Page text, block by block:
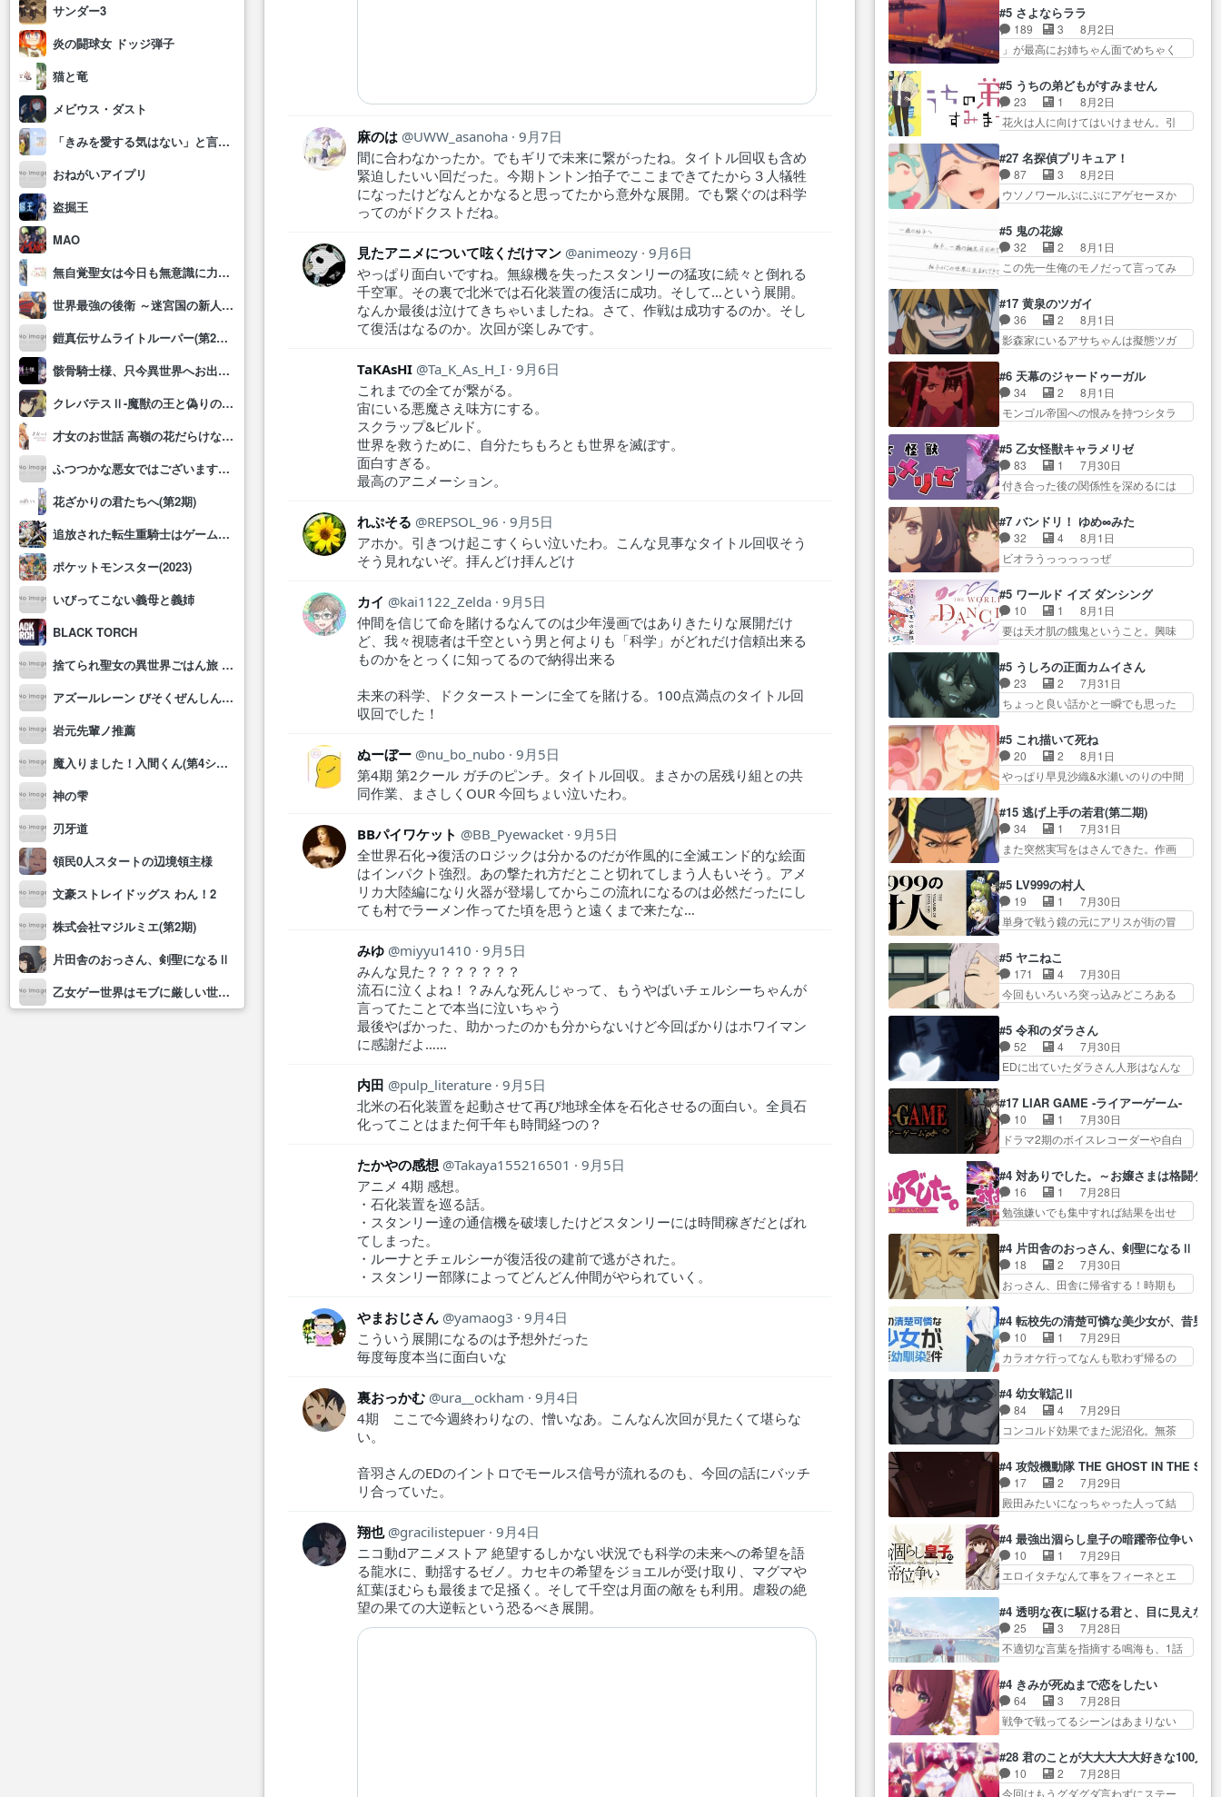
サンダー3
炎の闘球女 ドッジ弾子
猫と竜
メビウス・ダスト
「きみを愛する気はない」と言った次期公爵様がなぜか溺愛してきます
おねがいアイプリ
盗掘王
MAO
無自覚聖女は今日も無意識に力を垂れ流す
世界最強の後衛 ～迷宮国の新人探索者～
鎧真伝サムライトルーパー(第2クール)
骸骨騎士様、只今異世界へお出掛け中Ⅱ
クレバテスⅡ-魔獣の王と偽りの勇者伝承-
才女のお世話 高嶺の花だらけな名門校で、学院一のお嬢様(生活能力皆無)を陰ながらお世話することになりました
ふつつかな悪女ではございますが～雛宮蝶鼠とりかえ伝～
花ざかりの君たちへ(第2期)
追放された転生重騎士はゲーム知識で無双する
ポケットモンスター(2023)
いびってこない義母と義姉
BLACK TORCH
捨てられ聖女の異世界ごはん旅 隠れスキルでキャンピングカーを召喚しました
アズールレーン びそくぜんしんっ！にっ!!
岩元先輩ノ推薦
魔入りました！入間くん(第4シリーズ)
神の雫
刃牙道
領民0人スタートの辺境領主様
文豪ストレイドッグス わん！2
株式会社マジルミエ(第2期)
片田舎のおっさん、剣聖になるⅡ
乙女ゲー世界はモブに厳しい世界です2
麻のは UWW_asanoha
9月7日
間に合わなかったか。でもギリで未来に繋がったね。タイトル回収も含め
緊迫したいい回だった。今期トントン拍子でここまできてたから３人犠牲
になったけどなんとかなると思ってたから意外な展開。でも繋ぐのは科学
ってのがドクストだね。
見たアニメについて呟くだけマン animeozy
9月6日
やっぱり面白いですね。無線機を失ったスタンリーの猛攻に続々と倒れる
千空軍。その裏で北米では石化装置の復活に成功。そして…という展開。
なんか最後は泣けてきちゃいましたね。さて、作戦は成功するのか。そし
て復活はなるのか。次回が楽しみです。
TaKAsHI Ta_K_As_H_I
9月6日
これまでの全てが繋がる。
宙にいる悪魔さえ味方にする。
スクラップ&ビルド。
世界を救うために、自分たちもろとも世界を滅ぼす。
面白すぎる。
最高のアニメーション。
れぷそる REPSOL_96
9月5日
アホか。引きつけ起こすくらい泣いたわ。こんな見事なタイトル回収そう
そう見れないぞ。拝んどけ拝んどけ
カイ kai1122_Zelda
9月5日
仲間を信じて命を賭けるなんてのは少年漫画ではありきたりな展開だけ
ど、我々視聴者は千空という男と何よりも「科学」がどれだけ信頼出来る
ものかをとっくに知ってるので納得出来る
未来の科学、ドクターストーンに全てを賭ける。100点満点のタイトル回
収回でした！
ぬーぼー nu_bo_nubo
9月5日
第4期 第2クール ガチのピンチ。タイトル回収。まさかの居残り組との共
同作業、まさしくOUR 今回ちょい泣いたわ。
BBパイワケット BB_Pyewacket
9月5日
全世界石化→復活のロジックは分かるのだが作風的に全滅エンド的な絵面
はインパクト強烈。あの撃たれ方だとこと切れてしまう人もいそう。アメ
リカ大陸編になり火器が登場してからこの流れになるのは必然だったにし
ても村でラーメン作ってた頃を思うと遠くまで来たな…
みゆ miyyu1410
9月5日
みんな見た？？？？？？？
流石に泣くよね！？みんな死んじゃって、もうやばいチェルシーちゃんが
言ってたことで本当に泣いちゃう
最後やばかった、助かったのかも分からないけど今回ばかりはホワイマン
に感謝だよ……
内田 pulp_literature
9月5日
北米の石化装置を起動させて再び地球全体を石化させるの面白い。全員石
化ってことはまた何千年も時間経つの？
たかやの感想 Takaya155216501
9月5日
アニメ 4期 感想。
・石化装置を巡る話。
・スタンリー達の通信機を破壊したけどスタンリーには時間稼ぎだとばれ
てしまった。
・ルーナとチェルシーが復活役の建前で逃がされた。
・スタンリー部隊によってどんどん仲間がやられていく。
やまおじさん yamaog3
9月4日
こういう展開になるのは予想外だった
毎度毎度本当に面白いな
裏おっかむ ura__ockham
9月4日
4期 ここで今週終わりなの、憎いなあ。こんなん次回が見たくて堪らな
い。
音羽さんのEDのイントロでモールス信号が流れるのも、今回の話にバッチ
リ合っていた。
翔也 gracilistepuer
9月4日
ニコ動dアニメストア 絶望するしかない状況でも科学の未来への希望を語
る龍水に、動揺するゼノ。カセキの希望をジョエルが受け取り、マグマや
紅葉ほむらも最後まで足掻く。そして千空は月面の敵をも利用。虐殺の絶
望の果ての大逆転という恐るべき展開。
味ダダ漏れで好き… 期末試験が
始まろうとしておりスピカは対
策… 能力鑑定胸像タリスマン氏
容姿も評価してし…
微… サラとは会ってほしいちゃ
んとした別れ方し… サラは未練0
だと言っていたけど人の気持
モヤする別れ方だ… 役で出演さ
せていただきました！よろしく
お… 毎クールメインヒロインを
好きになっちゃう…
減らない(^_^;サ… 葵ちゃん可愛
すぎるな楠木ともりちゃんの
ね… デフォルメされた表情が特
に多かったのが印… 葵＆茜の回
ひ… 互いが互いのことを想って
いるのにすれ違っ… 第５話をｄ
アニメストアで視聴しました。
練習したい〟と言… 本当この作
品は「キャラ」を活かすのがう
ま… みずかちゃんの介入で双子
の仲にヒビが………
#5 さよならララ
189 3
8月2日
」が最高にお姉ちゃん面でめちゃく
ラスの弁償は求められた… 逡巡
を振り切ってみんなに謝ったララの
思い… 仕事に馴染めない辺り観
ていて苦しいところ… ララちゃ
い… ララと茉里とで初のアルバ
イト。七転八倒し… 労働するプ
リンセスえらい。プリンセスの
べて、帰りにカメ… ララが働く
事でのてんやわんや。働いて大
変… 地道に働き人と関わる日々
の中に愛を見いだ…
#5 うちの弟どもがすみません
23 1
8月2日
花火は人に向けてはいけません。引
たことなかったっけ！1… ってお
名前を見たんだけどあの中村大樹さ
ん… 糸ちゃんカッケー、色んな
意味でwゲームが… 姉から性的興
わ… テーマ：引きこもりの理由
感想は、久しぶり… 元ゲーマー
なので、はちゃめちゃ楽しく作
おかしいね(*´… 糸と源ははよ好
きおうとると言わんかい！引…
ショウくんと対等に話すためにゲー
ムをする…
#27 名探偵プリキュア！
87 3
8月2日
ウソノワールぷにぷにアゲセーヌか
争奪戦をやったと。… 記憶を取
り戻し正式に探偵事務所で働き始
め… ポワロ、元ネタを解説して
原作に誘導するの… くれあさん
ょ… ・急にクイズ番組が始まっ
たw・妖精ウソノ… るるかの助手
だった？今回が初めての探偵
レアさん探偵すぎ… 突然のポア
ロクイズは草なんよ。んで、あ
ん… 今回からついにくれあが探
偵事務所の仲間に…
#5 鬼の花嫁
32 2
8月1日
この先一生俺のモノだって言ってみ
ゼント………とは思っ… 玲夜さ
ん柚子に18年分の誕生日プレゼン
ト… 柚子は鬼龍院家から初めて
学校に通う事にな… プレゼント
レ… 玲夜さまサプライズの、こ
れまでの柚子ちゃ… 玲夜から柚
子へ17年分の誕生日&を未来に…
な… 梅原の人が18歳になるまで
の誕生プレゼン… なよなよした
男（cv石田彰）梅ちゃんがた…
#17 黄泉のツガイ
36 2
8月1日
影森家にいるアサちゃんは擬態ツガ
や気持ちを汲んで熱くな… 屋敷
にアサはいなかった逆にガブちゃん
はい… 影森の当主が際限なくツ
ガイを増やせるのに… 今回はも
怒… ユルと戦った時から伏線が
張られていたのが… しかしアサ
は、兄様に会いたいbotだと思…
アキオの… 色々とひっかけがあ
って、最終的に嫌な終わ… ゴン
ゾウが従える大量のツガイに何事か
と思…
#6 天幕のジャードゥーガル
34 2
8月1日
モンゴル帝国への恨みを持つシタラ
るのだけどいつの間にか… オゴ
タイの妃になってもその心は晴れ
ず、モ… ドレゲネの過去、宝石
だった彼女が人になり… ドレゲ
タ… 年上旦那が良い人でも、女
は宝石でただ笑っ… ダイルの儀
式の神々しさたるや。一気に空
情の言葉しか…シ… 奥様に悲し
い過去…萌え袖が可愛いね、と
思… ドレゲネとシタラ、2人だけ
の同盟が結成さ…
#5 乙女怪獣キャラメリゼ
83 1
7月30日
付き合った後の関係性を深めるには
コングなのいい味付けだ… ずっ
とメスってて何この可愛い生物。ク
ラス… 付き合い始めたら始めた
でまた違った悩みが… と一歩ず
の… ツインテールが可愛いお茶
目な妹ちゃんです… しかも過去
も重いんかいかつては自分に自
からかしらお顔が… 黒絵「怪獣
に憧れるのはいいけど自分自身
が… 素の自分はどちらなのかは
まだ不明だが見せ…
#7 バンドリ！ ゆめ∞みた
32 4
8月1日
ビオラうっっっっっぜ
ちゃん、僕っ子になってから取り戻
し… ビオラが悪魔すぎて気分が
悪くなってきたこ… 声優まとめ
ました(７話まで)仲町あられ/… ビ
wwwこ… 自信あれば評価なんて
気にしないし、充実し… ・バー
チャルだけど、みゅーたいぷ初ライ
たら歌唱シーン… の、らいぶシ
ーン＿!!­­--­­--­… それだけでええや
ん！！しかし、ビオラが仕…
#5 ワールド イズ ダンシング
10 1
8月1日
要は天才肌の餓鬼ということ。興味
かった？鬼夜叉が田楽の… 猿楽
の鬼夜叉と田楽の増次郎。小さない
ざこ… 着眼点は良くとも、先鋭
的すぎるのか。芸能… 鬼夜叉は
条… 観世座を離れ、三条坊門御
所で日々を送る鬼… 「お前(鬼夜
叉)が凄いのではなく客が凄い…
猫の動き… 登場人物の我が強
い。新しい獅子舞に拘って… 第
５話をprimevideoで視聴しまし…
#5 うしろの正面カムイさん
23 2
7月31日
ちょっと良い話かと一瞬でも思った
めてなかった？白雪碧さ… 今日
も1日お疲れ様でした～───昨晩～
今… 幼女に拾われたお市ちゃん
の恩返し。化け猫… 役にて出演
ン… トイ・ストーリーみたいな
始まり。流石に除… 猫相手にな
んでそんなに…と思ったらそう
化け猫は油が好物… 今回はあか
やし1体のみで15分。金持ちの…
今更だけど霊が性行為で祓えること
は何とな…
#5 これ描いて死ね
20 2
8月1日
やっぱり早見沙織&水瀬いのりの中間
とになってたんだっけ… 登場人
物が増えてわいわいしたところが好
き… 初コミティアで２０冊刷り
は妥当だよね。俺… 藤森さんの
が⋯… 〜漫画に「想い」をこめ
よう｣娘に漫画であ… 何回この作
品に泣かされるのだろう。光が
っていいなあ。同… コミティア
参加のしおりを徹夜で作る先生
(… お母さん、娘にあんな漫画描
かれたら泣いち…
#15 逃げ上手の若君(第二期)
34 1
7月31日
また突然実写をはさんできた。作画
る事と分かると水を得た… 30歳
まで童貞だと魔法使いになれるとい
う… こっちの諏訪の三大将もま
たクセが強いw色… 頼重が完全に
が… 弧次郎「欲を我慢して強く
なれるなら大飯食… 変化球な演
出も交えながらの状況説明が本
した！最終的に… この高らかな
DT宣言、合田一人に通じるも…
この作品は近年稀に見るおっさんキ
ャラの充…
#5 LV999の村人
19 1
7月30日
単身で戦う鏡の元にアリスが街の冒
に飲み込まれた転生者と… みん
なががんばってくれたアリスの父ち
ゃん… 成長限界が999である村人
と定めた上位存… 大規模バトル
り… やっぱり勇者より強かった
か笑統率力LV9… 普通の人間の親
子やーん総務課長と娘の女子…
の… そのために役割を超越する
者の出現させるた… アリスのお
陰で他の勇者達も共闘してくれ魔…
#5 ヤニねこ
171 4
7月30日
今回もいろいろ突っ込みどころある
の話が尋常じゃない雰囲… 妹子
ちゃんの恋愛話をしたり、タバコを
生産… ここうっすら思ったこと
ズバリ言ってくれて… おかし
配… ヤクねこのクワガタ取りの
話見て切なくなっ… 普段は選別
された4～600レスを2,30… 隠し
正… なんか今日はかなり一瞬で
終わっちまったっ… 先週と比べ
てまだまともに見えた。4話は過…
#5 令和のダラさん
52 4
7月30日
EDに出ていたダラさん人形はなんな
生まれた日』をダラさ… 陰惨な
過去がきっちり現代に継承されてい
る… ダラさんと姉弟の母との出
会いの話やはりダ… ダラさんの
人… 第５話感想：２人の過剰な
貢ぎ物?の礼とし… 第５話感想：
姉のお誕生会にダラさんを招
替わってるのね… こんなデカイ
のどうやって運ぶんだよ！？
姉… ダラさん、人型形態にもな
れるんか!?w髪…
#17 LIAR GAME -ライアーゲーム-
10 1
7月30日
ドラマ2期のボイスレコーダーや自白
をつくのが抜群に上手… 昼の国
の奴らも馬鹿が多いが、夜の国も同
じ… ご視聴ありがとうございま
した来週もよろし… 握った◯治
レ… ヨコヤの頭の回転の速さと
人間の心理を利用… 夜の国のヨ
コヤ支配がますますひどく……。
裁支配を強化、… やはりヨコヤ
いいですね。昼の国が勝てる
流… 役で出演いたしました。次
回も緊張が止まり…
#4 対ありでした。～お嬢さまは格闘ゲ
16 1
7月28日
勉強嫌いでも集中すれば結果を出せ
しむ４人。だが、期末試… どん
なゲームも相手が強すぎるとやる気
無く… テーマ：テスト勉強と大
会感想は、美緒がテ… すげーー
優… 深夜の格ゲー対戦よりテス
トの方がよっぽど… 真剣に授業
を受けて、夜は珠樹の部屋で格
勉強会！美緒ちゃ… 受験勉強と
戦闘の2択なら戦闘を選ぶ娘w
美… 勉強嫌いでバトルを選ぶっ
て、ひぐらしの沙…
#4 片田舎のおっさん、剣聖になるⅡ
18 2
7月30日
おっさん、田舎に帰省する！時期も
副団長、年長者が強い順… 底知
れない爺さんには夢が詰まってると
思う… クルニ、ヘンブリッツ、
ミュイと一緒におっ… 帰省、お
確… 父親から手紙が来た。サー
ベルボアの退治の… ここでヘン
ブリッツくんが同行するのが変
に・ベリルはミュ… おっさんの
親となるとお爺ちゃんだよね孫
扱… ・ベリル、実家に帰ること
に・ベリルはミュ…
#4 転校先の清楚可憐な美少女が、昔男
10 1
7月29日
カラオケ行ってなんも歌わず帰るの
めっちゃ可愛いぞ！！！… どう
やらあの女優さんが春希のお母さん
のよ… 春希ちゃん姫ちゃんに野
菜の子も凄え可愛い… 隼人くん
全… 第４話をU-NEXTで視聴しま
した。視聴… スマホを買うた
め、都心で待ち合わせをした…
だかん… いきなりシリアス展開
ぶち込んでくるじゃん… 春希の
家庭事情は複雑。食事とか隼人が親
身…
#4 幼女戦記Ⅱ
84 4
7月29日
コンコルド効果でまた泥沼化。無茶
自らが行う煙草と葉巻は… ブロ
グを更新しました!!宜しければ、是
非… 計画通りにはいかないね笑
やり遂げた(ほぼ… 今回もターニ
し… 白髪の男性が語った家族を
失った喪無感が、… 連邦に対し
て有利な講話条件を引き出すた
ターニャの勝利軍… 犠牲を払っ
ても良いならお前たちが前線へ
行… 戦闘がアッサリし過ぎじゃ
ない？戦争がメイ…
#4 攻殻機動隊 THE GHOST IN THE
17 2
7月29日
殿田みたいになっちゃった人って結
と思ってたら、トグサが… あの
見た目もうただのロボでしかないん
だよ… 俺らの汗拭きそりゃいや
だろwwバトー＆ト… イノセンス
イ… アダム・リンクやジェイム
スン(教授)型サ… アンドロイドも
おっさんの汗を拭くのは嫌や…
ったエピ… コミカルなのにも慣
れてきました。１話でし… ロボ
ットの反乱は今となっては良くある
話し…
#4 最強出涸らし皇子の暗躍帝位争い
10 1
7月29日
エロイタチなんて事をフィーネとエ
た事を…フィーネは自分… モン
スターを呼ぶ笛？黒幕は狩猟祭とは
関係… 平凡な少女に見える眼鏡w
眼鏡属性は持ち合… 神アニメ、
の… フィーネがアルノルトに活
躍してもらいたが… 第４話を
ABEMAで視聴しました。視聴
２度目のデート出… マジできな
臭いぞ帝位争い。姉からの刺客
を… ふぃーねと町の様子を見に
#4 透明な夜に駆ける君と、目に見えない
25 3
7月28日
不適切な言葉を指摘する鳴海も、1話
り微笑ましいw良い奴… どう接し
ていいのかわからず戸惑うかける
も… 盲目だと相手の表情も分か
らないからどう思… 今期のバッ
… 初デートで冬月を笑わせよう
とする姿も冬月… 特に大きな事
#4 きみが死ぬまで恋をしたい
64 3
7月28日
戦争で戦ってるシーンはあまりない
れなかったようなシーナ… ミミ
の存在で揺らぐ14クラス約束された
死… ミミの秘密をあっさり受け
#28 君のことが大大大大大好きな100人
10 2
7月28日
今回はもうグダグダ言わずにステー